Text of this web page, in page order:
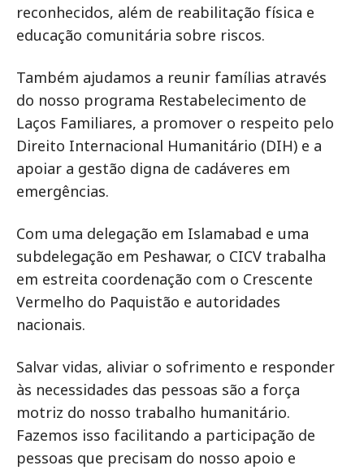
reconhecidos, além de reabilitação física e
educação comunitária sobre riscos.
Também ajudamos a reunir famílias através
do nosso programa Restabelecimento de
Laços Familiares, a promover o respeito pelo
Direito Internacional Humanitário (DIH) e a
apoiar a gestão digna de cadáveres em
emergências.
Com uma delegação em Islamabad e uma
subdelegação em Peshawar, o CICV trabalha
em estreita coordenação com o Crescente
Vermelho do Paquistão e autoridades
nacionais.
Salvar vidas, aliviar o sofrimento e responder
às necessidades das pessoas são a força
motriz do nosso trabalho humanitário.
Fazemos isso facilitando a participação de
pessoas que precisam do nosso apoio e